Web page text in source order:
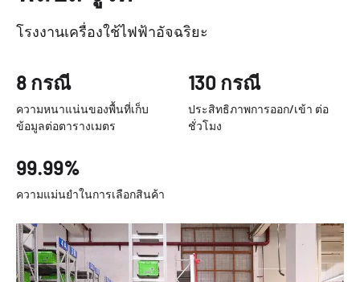
โรงงานเครื่องใช้ไฟฟ้าอัจฉริยะ
8 กรณี
ความหนาแน่นของพื้นที่เก็บ
ข้อมูลต่อตารางเมตร
130 กรณี
ประสิทธิภาพการออก/เข้า ต่อ
ชั่วโมง
99.99%
ความแม่นยำในการเลือกสินค้า